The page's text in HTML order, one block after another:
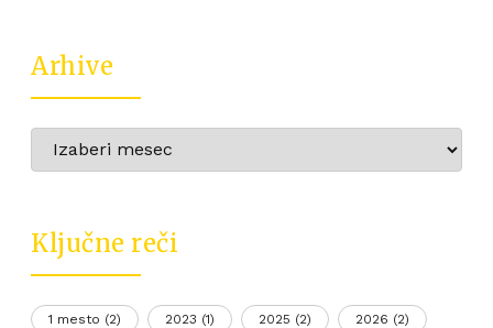
Arhive
Ključne reči
1 mesto (2) 2023 (1) 2025 (2) 2026 (2)